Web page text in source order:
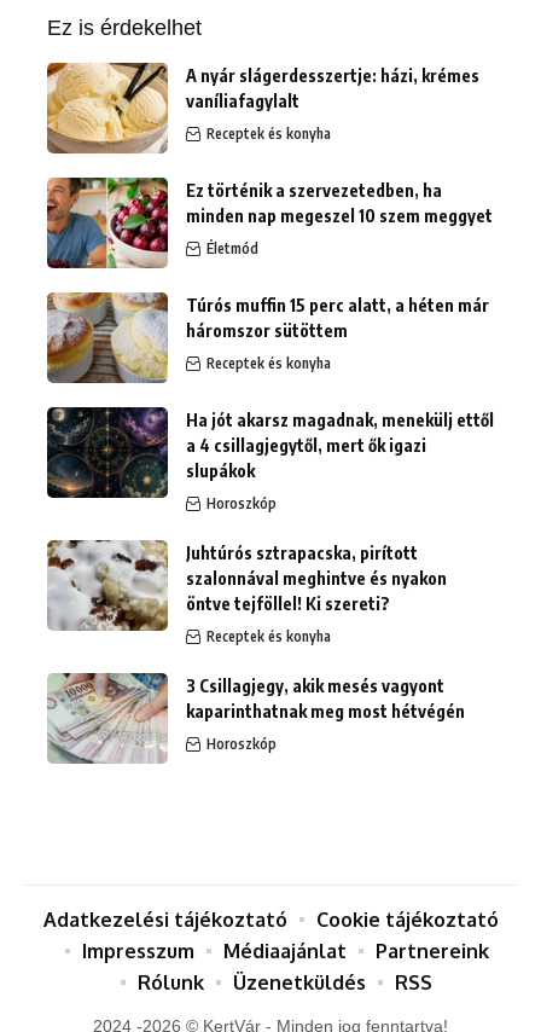
Ez is érdekelhet
A nyár slágerdesszertje: házi, krémes
vaníliafagylalt
Receptek és konyha
Ez történik a szervezetedben, ha
minden nap megeszel 10 szem meggyet
Életmód
Túrós muffin 15 perc alatt, a héten már
háromszor sütöttem
Receptek és konyha
Ha jót akarsz magadnak, menekülj ettől
a 4 csillagjegytől, mert ők igazi
slupákok
Horoszkóp
Juhtúrós sztrapacska, pirított
szalonnával meghintve és nyakon
öntve tejföllel! Ki szereti?
Receptek és konyha
3 Csillagjegy, akik mesés vagyont
kaparinthatnak meg most hétvégén
Horoszkóp
2024 -2026 © KertVár - Minden jog fenntartva!
Adatkezelési tájékoztató
Cookie tájékoztató
Impresszum
Médiaajánlat
Partnereink
Rólunk
Üzenetküldés RSS